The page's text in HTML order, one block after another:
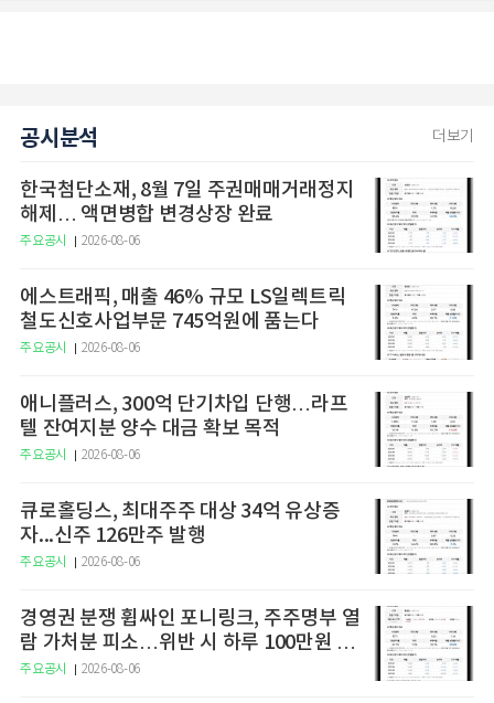
공시분석 더보기
한국첨단소재, 8월 7일 주권매매거래정지
해제… 액면병합 변경상장 완료
주요공시 2026-08-06
에스트래픽, 매출 46% 규모 LS일렉트릭
철도신호사업부문 745억원에 품는다
주요공시 2026-08-06
애니플러스, 300억 단기차입 단행…라프
텔 잔여지분 양수 대금 확보 목적
주요공시 2026-08-06
큐로홀딩스, 최대주주 대상 34억 유상증
자...신주 126만주 발행
주요공시 2026-08-06
경영권 분쟁 휩싸인 포니링크, 주주명부 열
람 가처분 피소…위반 시 하루 100만원 청
구
주요공시 2026-08-06